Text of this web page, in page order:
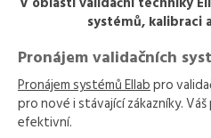
systémů, kalibraci
Pronájem validačních
Pronájem systémů Ellabpro
pro nové i stávající zákazníky.
efektivní.